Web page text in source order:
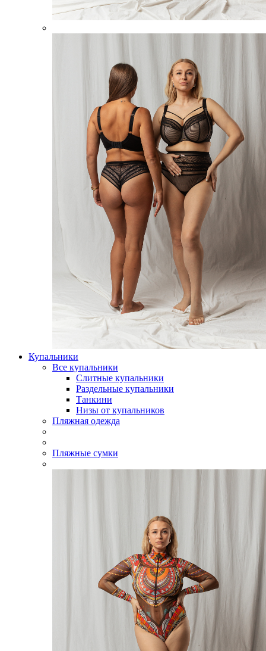
Купальники
Все купальники
Слитные купальники
Раздельные купальники
Танкини
Низы от купальников
Пляжная одежда
Пляжные сумки